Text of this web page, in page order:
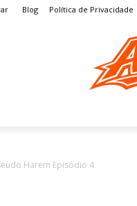
Blog Política de Privacidade
Harem Episódio 4